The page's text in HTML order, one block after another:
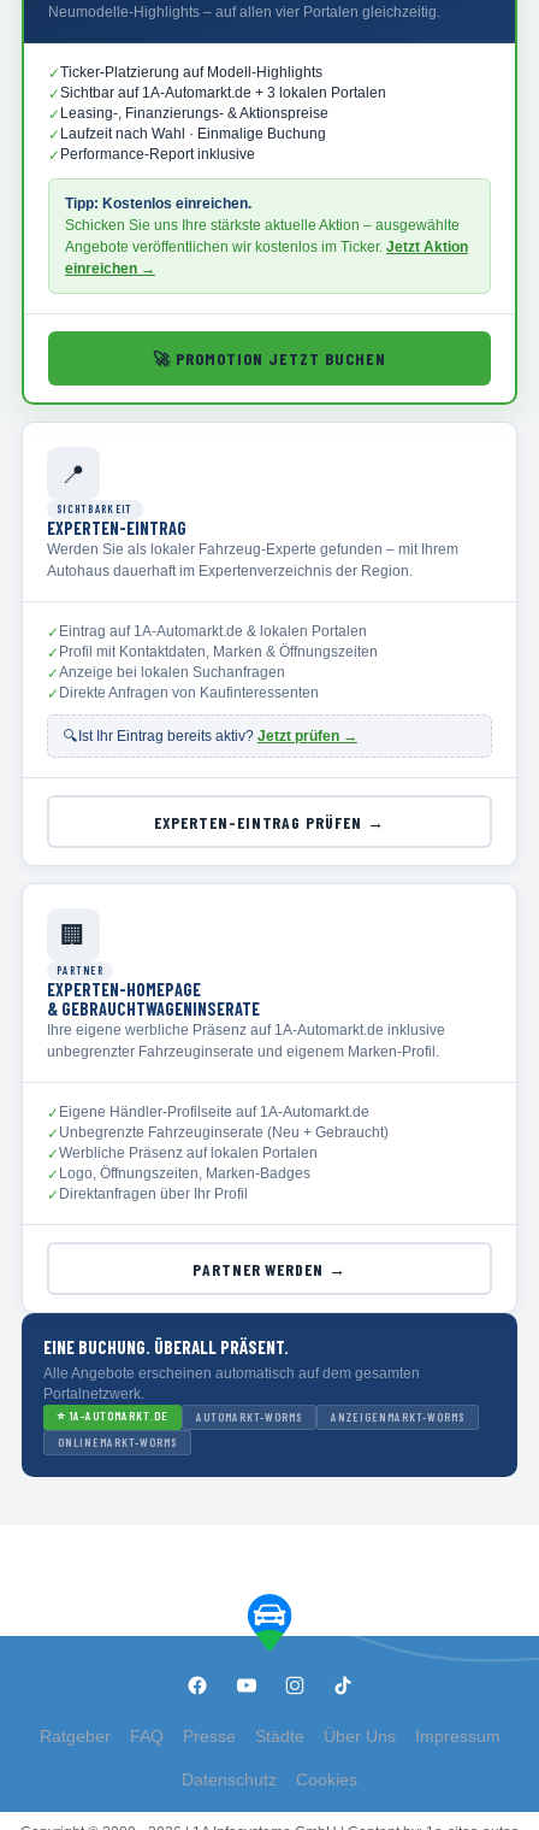
📍
SICHTBARKEIT
EXPERTEN-EINTRAG
Werden Sie als lokaler Fahrzeug-Experte gefunden – mit Ihrem
Autohaus dauerhaft im Expertenverzeichnis der Region.
✓ Eintrag auf 1A-Automarkt.de & lokalen Portalen
✓ Profil mit Kontaktdaten, Marken & Öffnungszeiten
✓Anzeige bei lokalen Suchanfragen
✓ Direkte Anfragen von Kaufinteressenten
🔍 Ist Ihr Eintrag bereits aktiv? Jetzt prüfen →
EXPERTEN-EINTRAG PRÜFEN →
Neumodelle-Highlights – auf allen vier Portalen gleichzeitig.
✓Ticker-Platzierung auf Modell-Highlights
✓Sichtbar auf 1A-Automarkt.de + 3 lokalen Portalen
✓ Leasing-, Finanzierungs- & Aktionspreise
✓ Laufzeit nach Wahl · Einmalige Buchung
✓ Performance-Report inklusive
Tipp: Kostenlos einreichen.
Schicken Sie uns Ihre stärkste aktuelle Aktion – ausgewählte
Angebote veröffentlichen wir kostenlos im Ticker. Jetzt Aktion
einreichen →
🚀 PROMOTION JETZT BUCHEN
🏢
PARTNER
EXPERTEN-HOMEPAGE
& GEBRAUCHTWAGENINSERATE
Ihre eigene werbliche Präsenz auf 1A-Automarkt.de inklusive
unbegrenzter Fahrzeuginserate und eigenem Marken-Profil.
✓ Eigene Händler-Profilseite auf 1A-Automarkt.de
✓ Unbegrenzte Fahrzeuginserate (Neu + Gebraucht)
✓Werbliche Präsenz auf lokalen Portalen
✓ Logo, Öffnungszeiten, Marken-Badges
✓ Direktanfragen über Ihr Profil
PARTNER WERDEN →
EINE BUCHUNG. ÜBERALL PRÄSENT.
Alle Angebote erscheinen automatisch auf dem gesamten
Portalnetzwerk.
⭐ 1A-AUTOMARKT.DE AUTOMARKT-WORMS
ANZEIGENMARKT-WORMS
ONLINEMARKT-WORMS
Ratgeber FAQ Presse Städte Über Uns Impressum
Datenschutz Cookies